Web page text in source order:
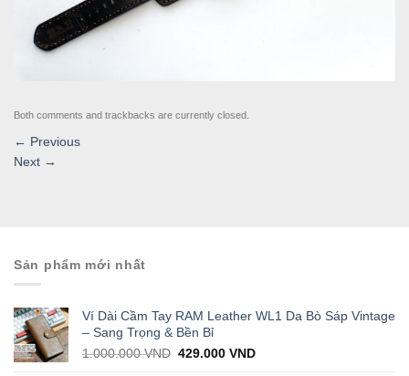
Both comments and trackbacks are currently closed.
← Previous
Next →
Sản phẩm mới nhất
Ví Dài Cầm Tay RAM Leather WL1 Da Bò Sáp Vintage
– Sang Trọng & Bền Bỉ
1.000.000VND Original
429.000VNDCurrent